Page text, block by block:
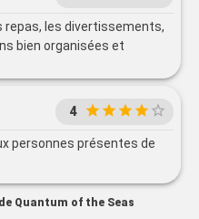
repas, les divertissements,
bien organisées et
4
personnes présentes de
Quantum of the Seas